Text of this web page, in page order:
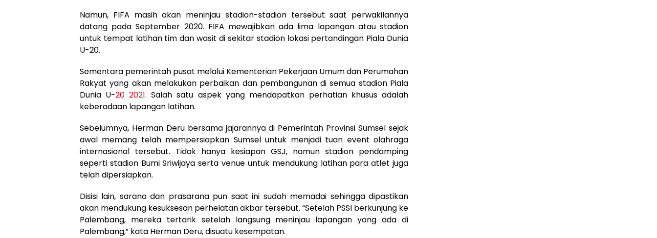
Namun, FIFA masih akan meninjau stadion-stadion tersebut saat perwakilannya
datang pada September 2020. FIFA mewajibkan ada lima lapangan atau stadion
untuk tempat latihan tim dan wasit di sekitar stadion lokasi pertandingan Piala Dunia
U-20.
Sementara pemerintah pusat melalui Kementerian Pekerjaan Umum dan Perumahan
Rakyat yang akan melakukan perbaikan dan pembangunan di semua stadion Piala
Dunia U-20 2021. Salah satu aspek yang mendapatkan perhatian khusus adalah
keberadaan lapangan latihan.
Sebelumnya, Herman Deru bersama jajarannya di Pemerintah Provinsi Sumsel sejak
awal memang telah mempersiapkan Sumsel untuk menjadi tuan event olahraga
internasional tersebut. Tidak hanya kesiapan GSJ, namun stadion pendamping
seperti stadion Bumi Sriwijaya serta venue untuk mendukung latihan para atlet juga
telah dipersiapkan.
Disisi lain, sarana dan prasarana pun saat ini sudah memadai sehingga dipastikan
akan mendukung kesuksesan perhelatan akbar tersebut. “Setelah PSSI berkunjung ke
Palembang, mereka tertarik setelah langsung meninjau lapangan yang ada di
Palembang,” kata Herman Deru, disuatu kesempatan.